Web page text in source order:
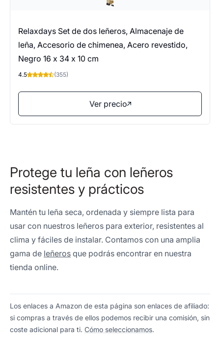
Relaxdays Set de dos leñeros, Almacenaje de
leña, Accesorio de chimenea, Acero revestido,
Negro 16 x 34 x 10 cm
4.5 (355)
Ver precio
Protege tu leña con leñeros
resistentes y prácticos
Mantén tu leña seca, ordenada y siempre lista para
usar con nuestros leñeros para exterior, resistentes al
clima y fáciles de instalar. Contamos con una amplia
gama de leñeros que podrás encontrar en nuestra
tienda online.
Los enlaces a Amazon de esta página son enlaces de afiliado:
si compras a través de ellos podemos recibir una comisión, sin
coste adicional para ti. Cómo seleccionamos.